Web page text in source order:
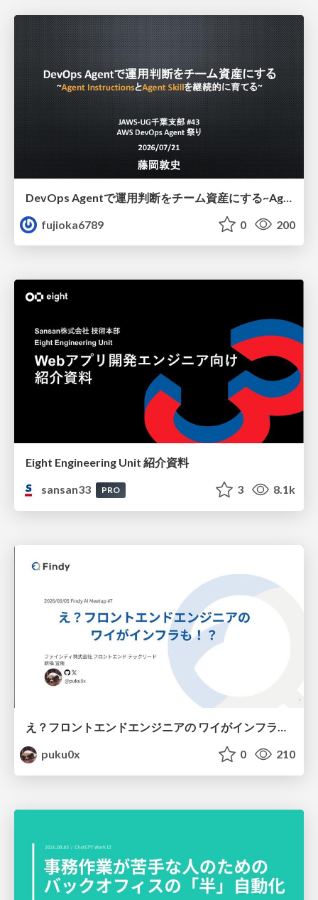
fujioka6789
0 200
Eight Engineering Unit 紹介資料
sansan33
PRO 3 8.1k
え？フロントエンドエンジニアの ワイがインフラも！？
puku0x
0 210